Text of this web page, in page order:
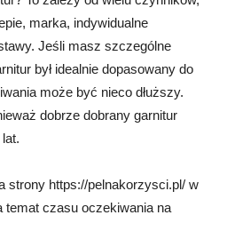
marka, indywidualne
Jeśli masz szczególne
był idealnie dopasowany do
może być nieco dłuższy.
dobrze dobrany garnitur
strony https://pelnakorzysci.pl/ w
temat czasu oczekiwania na